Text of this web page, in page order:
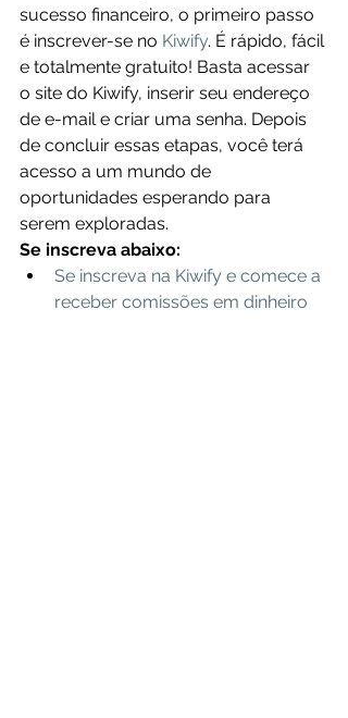
sucesso financeiro, o primeiro passo
é inscrever-se no Kiwify. É rápido, fácil
e totalmente gratuito! Basta acessar
o site do Kiwify, inserir seu endereço
de e-mail e criar uma senha. Depois
de concluir essas etapas, você terá
acesso a um mundo de
oportunidades esperando para
serem exploradas.
Se inscreva abaixo:
Se inscreva na Kiwify e comece a
receber comissões em dinheiro